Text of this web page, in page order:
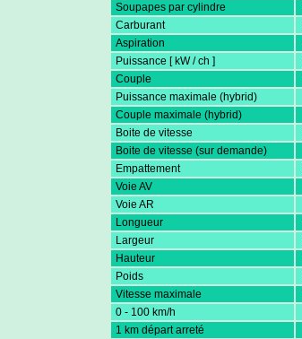
Soupapes par cylindre
Carburant
Aspiration
Puissance [ kW / ch ]
Couple
Puissance maximale (hybrid)
Couple maximale (hybrid)
Boite de vitesse
Boite de vitesse (sur demande)
Empattement
Voie AV
Voie AR
Longueur
Largeur
Hauteur
Poids
Vitesse maximale
0 - 100 km/h
1 km départ arreté